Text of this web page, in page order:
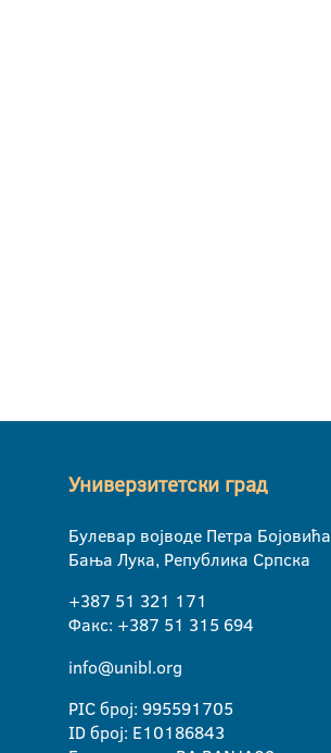
Универзитетски град
Булевар војводе Петра Бојовића
Бања Лука, Република Српска
+387 51 321 171
Факс: +387 51 315 694
info@unibl.org
PIC број: 995591705
ID број: E10186843